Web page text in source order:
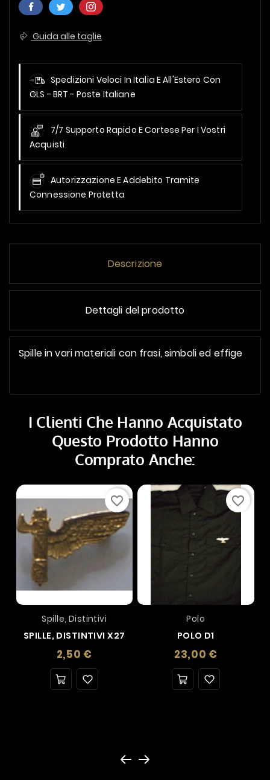
Guida alle taglie
Spedizioni Veloci In Italia E All'Estero Con
GLS - BRT - Poste Italiane
7/7 Supporto Rapido E Cortese Per I Vostri
Acquisti
Autorizzazione E Addebito Tramite
Connessione Protetta
Descrizione
Dettagli del prodotto
Spille in vari materiali con frasi, simboli ed effige
I Clienti Che Hanno Acquistato
Questo Prodotto Hanno
Comprato Anche:
Spille, Distintivi
SPILLE, DISTINTIVI X27
2,50 €Prezzo
favorite_border
Polo
POLO D1
23,00 €Prezzo
favorite_border